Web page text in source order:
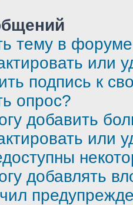
тему в
или
подпись к
опрос?
добавить
или
добавлять